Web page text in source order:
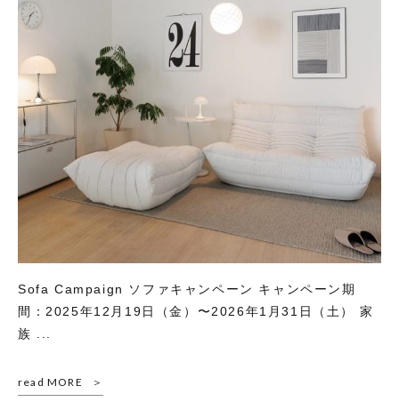
Sofa Campaign ソファキャンペーン キャンペーン期
間：2025年12月19日（金）〜2026年1月31日（土） 家
族 ...
read MORE